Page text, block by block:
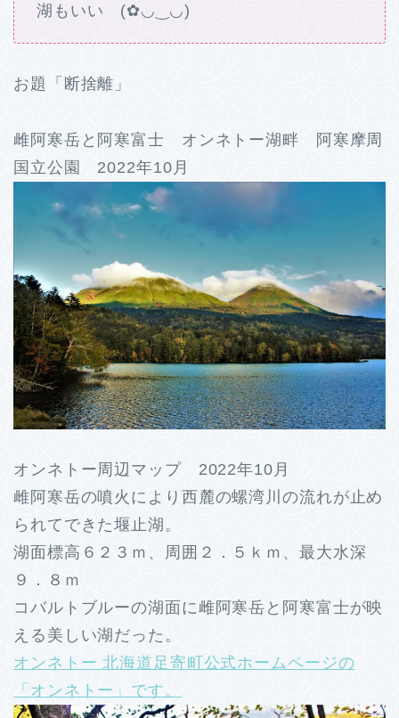
湖もいい (✿◡‿◡)
お題「断捨離」
雌阿寒岳と阿寒富士 オンネトー湖畔 阿寒摩周
国立公園 2022年10月
オンネトー周辺マップ 2022年10月
雌阿寒岳の噴火により西麓の螺湾川の流れが止め
られてできた堰止湖。
湖面標高６２３ｍ、周囲２．５ｋｍ、最大水深
９．８ｍ
コバルトブルーの湖面に雌阿寒岳と阿寒富士が映
える美しい湖だった。
オンネトー 北海道足寄町公式ホームページの
「オンネトー」です。